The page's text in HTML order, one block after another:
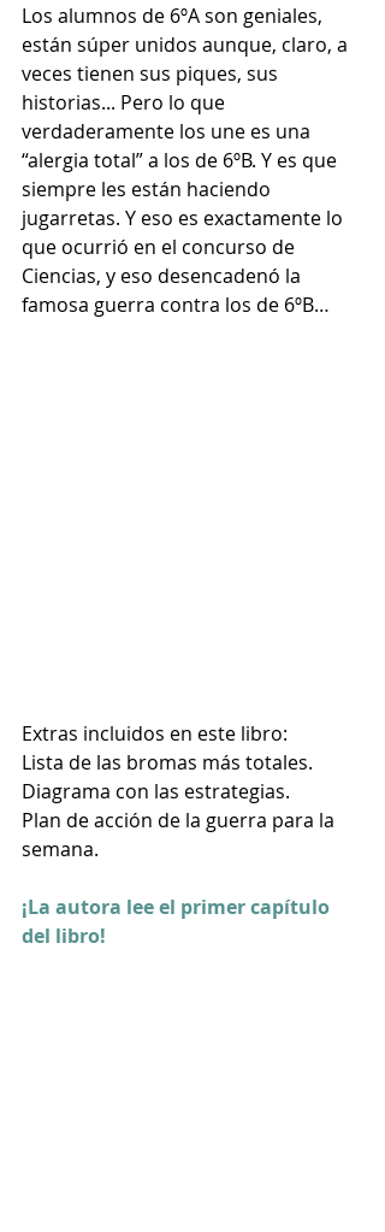
Los alumnos de 6ºA son geniales,
están súper unidos aunque, claro, a
veces tienen sus piques, sus
historias... Pero lo que
verdaderamente los une es una
“alergia total” a los de 6ºB. Y es que
siempre les están haciendo
jugarretas. Y eso es exactamente lo
que ocurrió en el concurso de
Ciencias, y eso desencadenó la
famosa guerra contra los de 6ºB…
Extras incluidos en este libro:
Lista de las bromas más totales.
Diagrama con las estrategias.
Plan de acción de la guerra para la
semana.
¡La autora lee el primer capítulo
del libro!